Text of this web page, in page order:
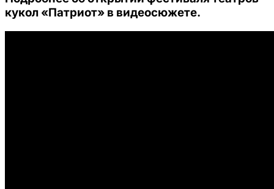
кукол «Патриот» в видеосюжете.